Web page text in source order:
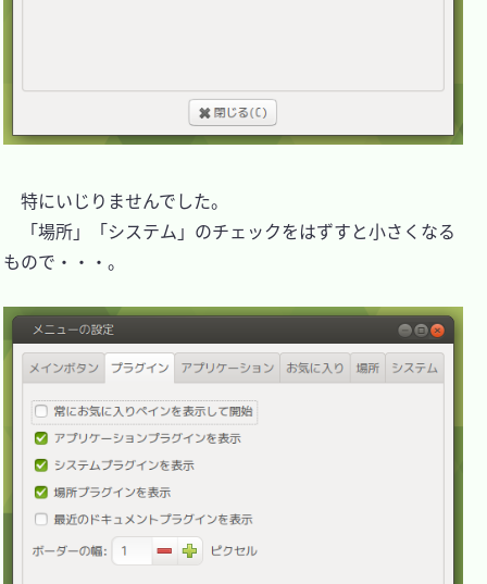
特にいじりませんでした。
「場所」「システム」のチェックをはずすと小さくなる
もので・・・。